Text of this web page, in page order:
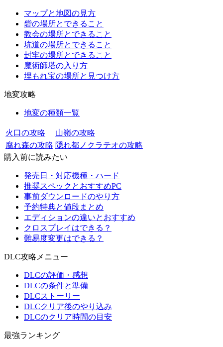
マップと地図の見方
砦の場所とできること
教会の場所とできること
坑道の場所とできること
封牢の場所とできること
魔術師塔の入り方
埋もれ宝の場所と見つけ方
地変攻略
地変の種類一覧
火口の攻略
山嶺の攻略
腐れ森の攻略 隠れ都ノクラテオの攻略
購入前に読みたい
発売日・対応機種・ハード
推奨スペックとおすすめPC
事前ダウンロードのやり方
予約特典と値段まとめ
エディションの違いとおすすめ
クロスプレイはできる？
難易度変更はできる？
DLC攻略メニュー
DLCの評価・感想
DLCの条件と準備
DLCストーリー
DLCクリア後のやり込み
DLCのクリア時間の目安
最強ランキング